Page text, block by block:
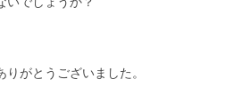
がとうございました。